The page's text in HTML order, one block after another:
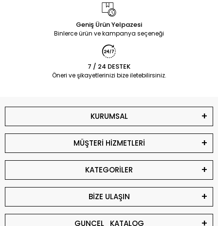
Geniş Ürün Yelpazesi
Binlerce ürün ve kampanya seçeneği
7 / 24 DESTEK
Öneri ve şikayetlerinizi bize iletebilirsiniz.
KURUMSAL
MÜŞTERİ HİZMETLERİ
KATEGORİLER
BİZE ULAŞIN
GUNCEL_KATALOG